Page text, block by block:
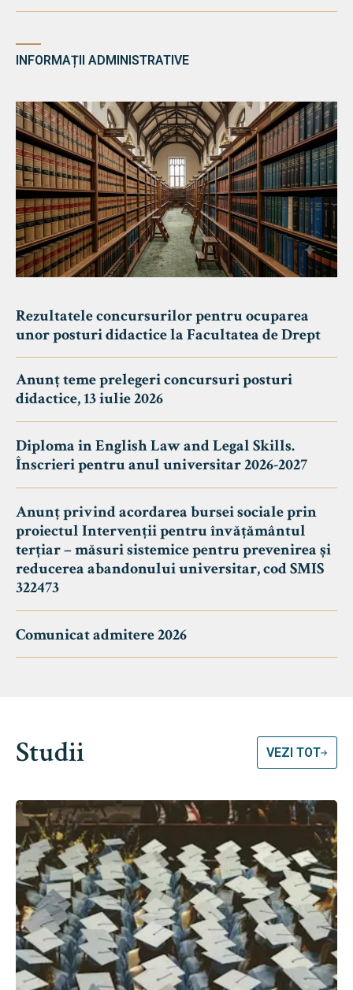
INFORMAȚII ADMINISTRATIVE
Rezultatele concursurilor pentru ocuparea
unor posturi didactice la Facultatea de Drept
Anunț teme prelegeri concursuri posturi
didactice, 13 iulie 2026
Diploma in English Law and Legal Skills.
Înscrieri pentru anul universitar 2026-2027
Anunț privind acordarea bursei sociale prin
proiectul Intervenții pentru învățământul
terțiar – măsuri sistemice pentru prevenirea și
reducerea abandonului universitar, cod SMIS
322473
Comunicat admitere 2026
Studii VEZI TOT